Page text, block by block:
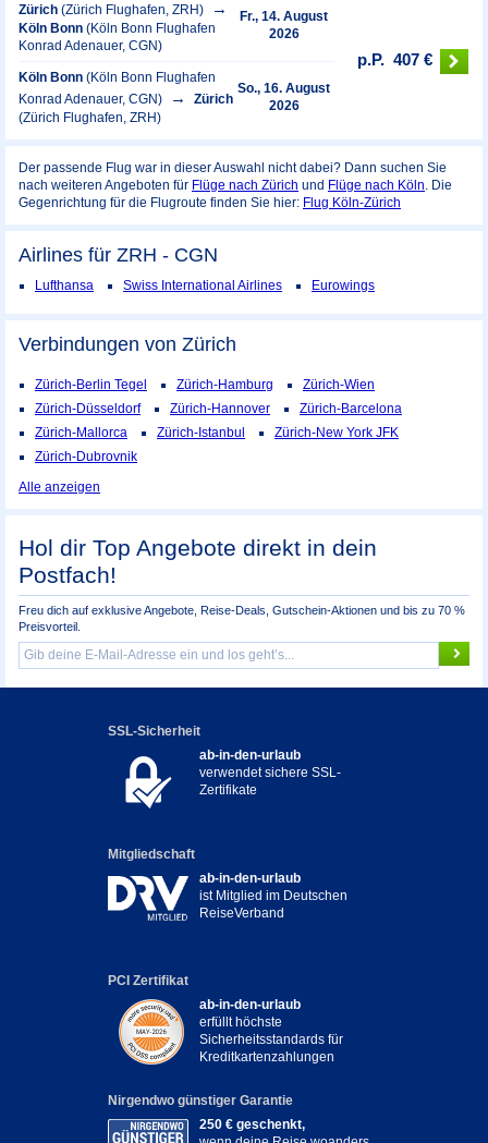
Zürich (Zürich Flughafen, ZRH)
Köln Bonn (Köln Bonn Flughafen
Konrad Adenauer, CGN)
Fr., 14. August
2026
Köln Bonn (Köln Bonn Flughafen
Konrad Adenauer, CGN)
Zürich
(Zürich Flughafen, ZRH)
So., 16. August
2026
p.P. 407 €
Der passende Flug war in dieser Auswahl nicht dabei? Dann suchen Sie
nach weiteren Angeboten für Flüge nach Zürich und Flüge nach Köln . Die
Gegenrichtung für die Flugroute finden Sie hier: Flug Köln-Zürich
Airlines für ZRH - CGN
Lufthansa Swiss International Airlines Eurowings
Verbindungen von Zürich
Zürich-Berlin Tegel Zürich-Hamburg
Zürich-Wien
Zürich-Düsseldorf
Zürich-Hannover
Zürich-Barcelona
Zürich-Mallorca
Zürich-Istanbul
Zürich-New York JFK
Zürich-Dubrovnik
Alle anzeigen
Hol dir Top Angebote direkt in dein
Postfach!
Freu dich auf exklusive Angebote, Reise-Deals, Gutschein-Aktionen und bis zu 70 %
Preisvorteil.
SSL-Sicherheit
ab-in-den-urlaub
verwendet sichere SSL-
Zertifikate
Mitgliedschaft
ab-in-den-urlaub
ist Mitglied im Deutschen
ReiseVerband
PCI Zertifikat
ab-in-den-urlaub
erfüllt höchste
Sicherheitsstandards für
Kreditkartenzahlungen
Nirgendwo günstiger Garantie
250 € geschenkt,